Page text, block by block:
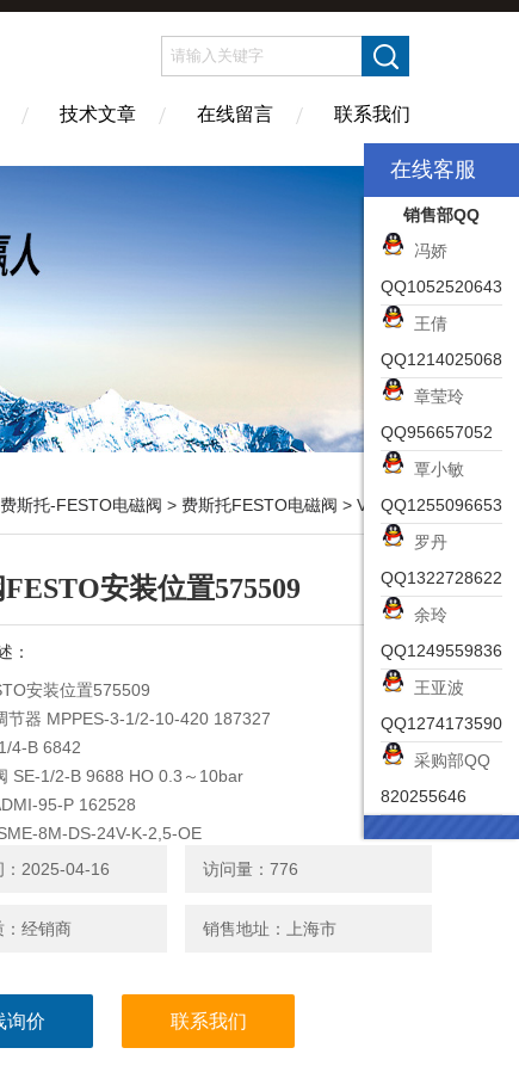
技术文章 在线留言 联系我们
斯托-FESTO电磁阀 > 费斯托FESTO电磁阀 > VUVS-L25-M52-MD-G14-F8电磁阀FESTO安装位置575509
安装位置575509
：
安装位置575509
节器 MPPES-3-1/2-10-420 187327
4-B 6842
SE-1/2-B 9688 HO 0.3～10bar
95-P 162528
8M-DS-24V-K-2,5-OE
AZD-A1-1T1L DC24V
：2025-04-16 访问量：776
：经销商 销售地址：上海市
询价 联系我们
在线客服
销售部QQ
冯娇
QQ1052520643
王倩
QQ1214025068
章莹玲
QQ956657052
覃小敏
QQ1255096653
罗丹
QQ1322728622
余玲
QQ1249559836
王亚波
QQ1274173590
采购部QQ
820255646